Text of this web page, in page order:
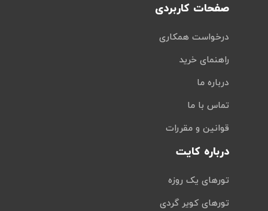
صفحات کاربردی
درخواست همکاری
راهنمای خرید
درباره ما
تماس با ما
قوانین و مقررات
درباره کایت
تورهای یک روزه
تورهای کویر گردی